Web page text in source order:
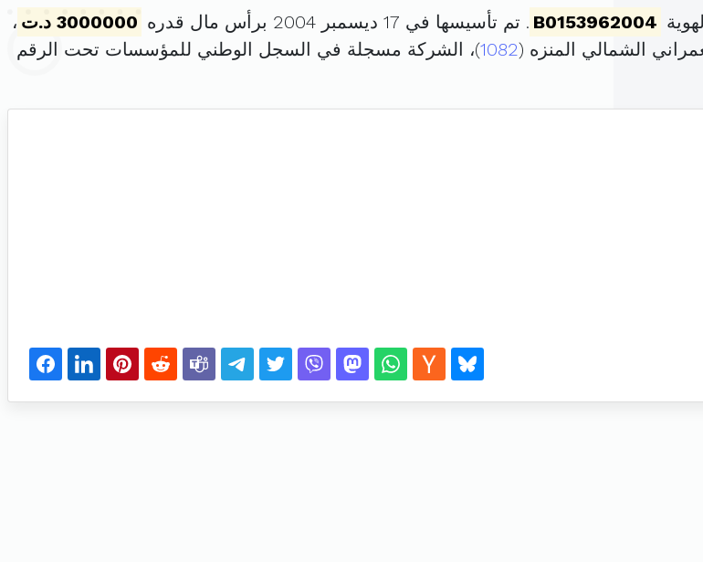
B0153962004 . تم تأسيسها في 17 ديسمبر 2004 برأس مال قدره 3000000 د.ت
،
الشمالي المنزه (1082)، الشركة مسجلة في السجل الوطني للمؤسسات تحت الرقم